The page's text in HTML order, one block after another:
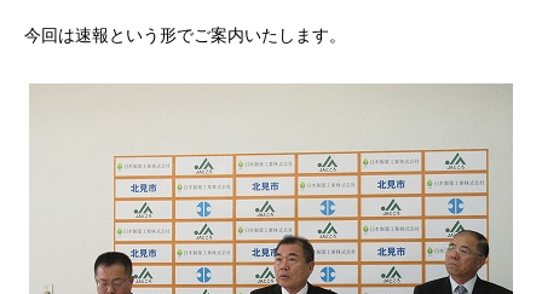
今回は速報という形でご案内いたします。